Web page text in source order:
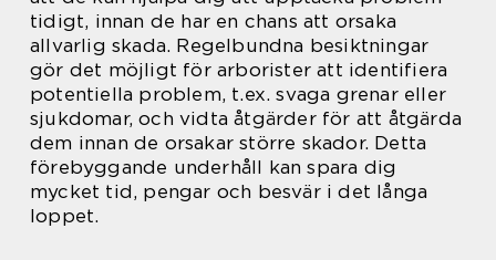
tidigt, innan de har en chans att orsaka
allvarlig skada. Regelbundna besiktningar
gör det möjligt för arborister att identifiera
potentiella problem, t.ex. svaga grenar eller
sjukdomar, och vidta åtgärder för att åtgärda
dem innan de orsakar större skador. Detta
förebyggande underhåll kan spara dig
mycket tid, pengar och besvär i det långa
loppet.